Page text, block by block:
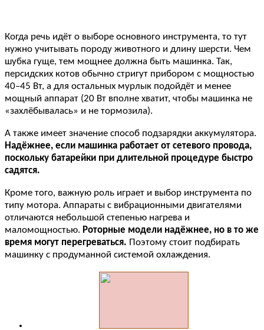
Когда речь идёт о выборе основного инструмента, то тут
нужно учитывать породу животного и длину шерсти. Чем
шубка гуще, тем мощнее должна быть машинка. Так,
персидских котов обычно стригут прибором с мощностью
40–45 Вт, а для остальных мурлык подойдёт и менее
мощный аппарат (20 Вт вполне хватит, чтобы машинка не
«захлёбывалась» и не тормозила).
А также имеет значение способ подзарядки аккумулятора.
Надёжнее, если машинка работает от сетевого провода,
поскольку батарейки при длительной процедуре быстро
садятся.
Кроме того, важную роль играет и выбор инструмента по
типу мотора. Аппараты с вибрационными двигателями
отличаются небольшой степенью нагрева и
маломощностью. Роторные модели надёжнее, но в то же
время могут перегреваться. Поэтому стоит подбирать
машинку с продуманной системой охлаждения.